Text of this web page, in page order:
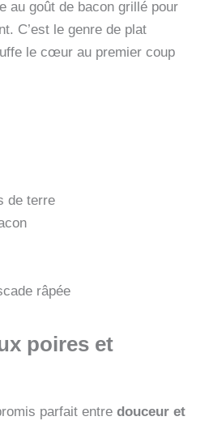
au goût de bacon grillé pour
C’est le genre de plat
le cœur au premier coup
de terre
râpée
poires et
parfait entre douceur et